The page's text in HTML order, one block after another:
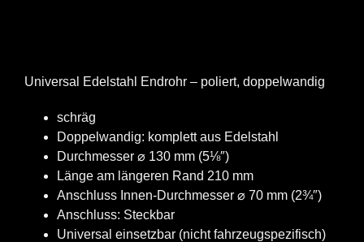
Universal Edelstahl Endrohr – poliert, doppelwandig
schräg
Doppelwandig: komplett aus Edelstahl
Durchmesser ⌀ 130 mm (5⅛″)
Länge am längeren Rand 210 mm
Anschluss Innen-Durchmesser ⌀ 70 mm (2¾″)
Anschluss: Steckbar
Universal einsetzbar (nicht fahrzeugspezifisch)